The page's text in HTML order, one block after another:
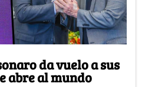
da vuelo a sus
abre al mundo